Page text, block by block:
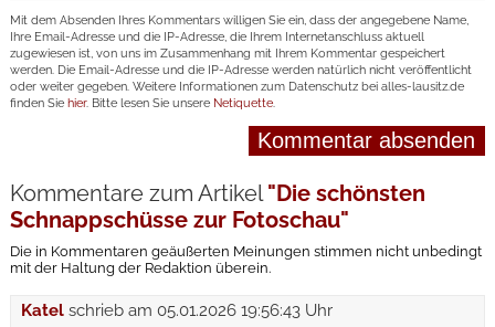
Mit dem Absenden Ihres Kommentars willigen Sie ein, dass der angegebene Name,
Ihre Email-Adresse und die IP-Adresse, die Ihrem Internetanschluss aktuell
zugewiesen ist, von uns im Zusammenhang mit Ihrem Kommentar gespeichert
werden. Die Email-Adresse und die IP-Adresse werden natürlich nicht veröffentlicht
oder weiter gegeben. Weitere Informationen zum Datenschutz bei alles-lausitz.de
finden Sie hier. Bitte lesen Sie unsere Netiquette.
Kommentare zum Artikel"Die schönsten
Schnappschüsse zur Fotoschau"
Die in Kommentaren geäußerten Meinungen stimmen nicht unbedingt
mit der Haltung der Redaktion überein.
Katel schrieb am 05.01.2026 19:56:43 Uhr